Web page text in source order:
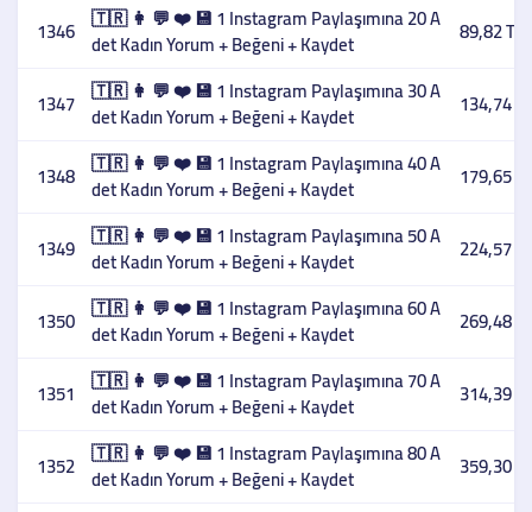
1346 🇹🇷 👩 💬 ❤️ 💾 1 Instagram Paylaşımına 20 A
det Kadın Yorum + Beğeni + Kaydet 89,82 TL
1347 🇹🇷 👩 💬 ❤️ 💾 1 Instagram Paylaşımına 30 A
det Kadın Yorum + Beğeni + Kaydet 134,74 TL
1348 🇹🇷 👩 💬 ❤️ 💾 1 Instagram Paylaşımına 40 A
det Kadın Yorum + Beğeni + Kaydet 179,65 TL
1349 🇹🇷 👩 💬 ❤️ 💾 1 Instagram Paylaşımına 50 A
det Kadın Yorum + Beğeni + Kaydet 224,57 TL
1350 🇹🇷 👩 💬 ❤️ 💾 1 Instagram Paylaşımına 60 A
det Kadın Yorum + Beğeni + Kaydet 269,48 TL
1351 🇹🇷 👩 💬 ❤️ 💾 1 Instagram Paylaşımına 70 A
det Kadın Yorum + Beğeni + Kaydet 314,39 TL
1352 🇹🇷 👩 💬 ❤️ 💾 1 Instagram Paylaşımına 80 A
det Kadın Yorum + Beğeni + Kaydet 359,30 TL